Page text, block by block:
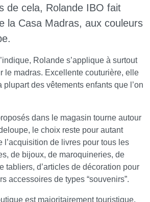
de cela, Rolande IBO fait
la Casa Madras, aux couleurs
Rolande s’applique à surtout
le madras. Excellente couturière, elle
des vêtements enfants que l’on
dans le magasin tourne autour
le choix reste pour autant
l’acquisition de livres pour tous les
de bijoux, de maroquineries, de
tabliers, d’articles de décoration pour
accessoires de types “souvenirs”.
est majoritairement touristique.